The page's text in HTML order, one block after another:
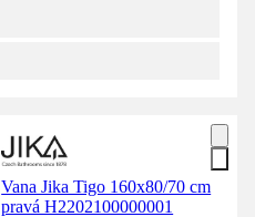
Vana Jika Tigo 160x80/70 cm
pravá H2202100000001